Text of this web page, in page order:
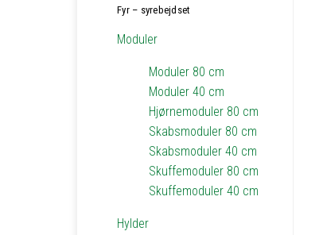
Fyr – syrebejdset
Moduler
Moduler 80 cm
Moduler 40 cm
Hjørnemoduler 80 cm
Skabsmoduler 80 cm
Skabsmoduler 40 cm
Skuffemoduler 80 cm
Skuffemoduler 40 cm
Hylder